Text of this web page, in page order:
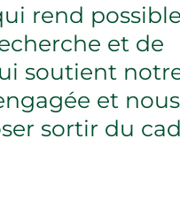
rend
et de
soutient
et nous
sortir du